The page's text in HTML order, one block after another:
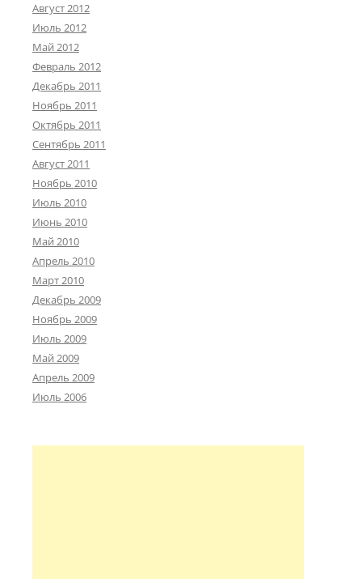
Август 2012
Июль 2012
Май 2012
Февраль 2012
Декабрь 2011
Ноябрь 2011
Октябрь 2011
Сентябрь 2011
Август 2011
Ноябрь 2010
Июль 2010
Июнь 2010
Май 2010
Апрель 2010
Март 2010
Декабрь 2009
Ноябрь 2009
Июль 2009
Май 2009
Апрель 2009
Июль 2006